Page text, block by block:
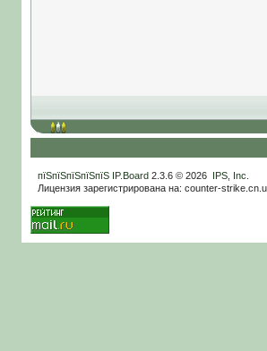
пїЅпїЅпїЅпїЅпїЅ IP.Board2.3.6 © 2026 IPS, Inc
Лицензия зарегистрирована на: counter-